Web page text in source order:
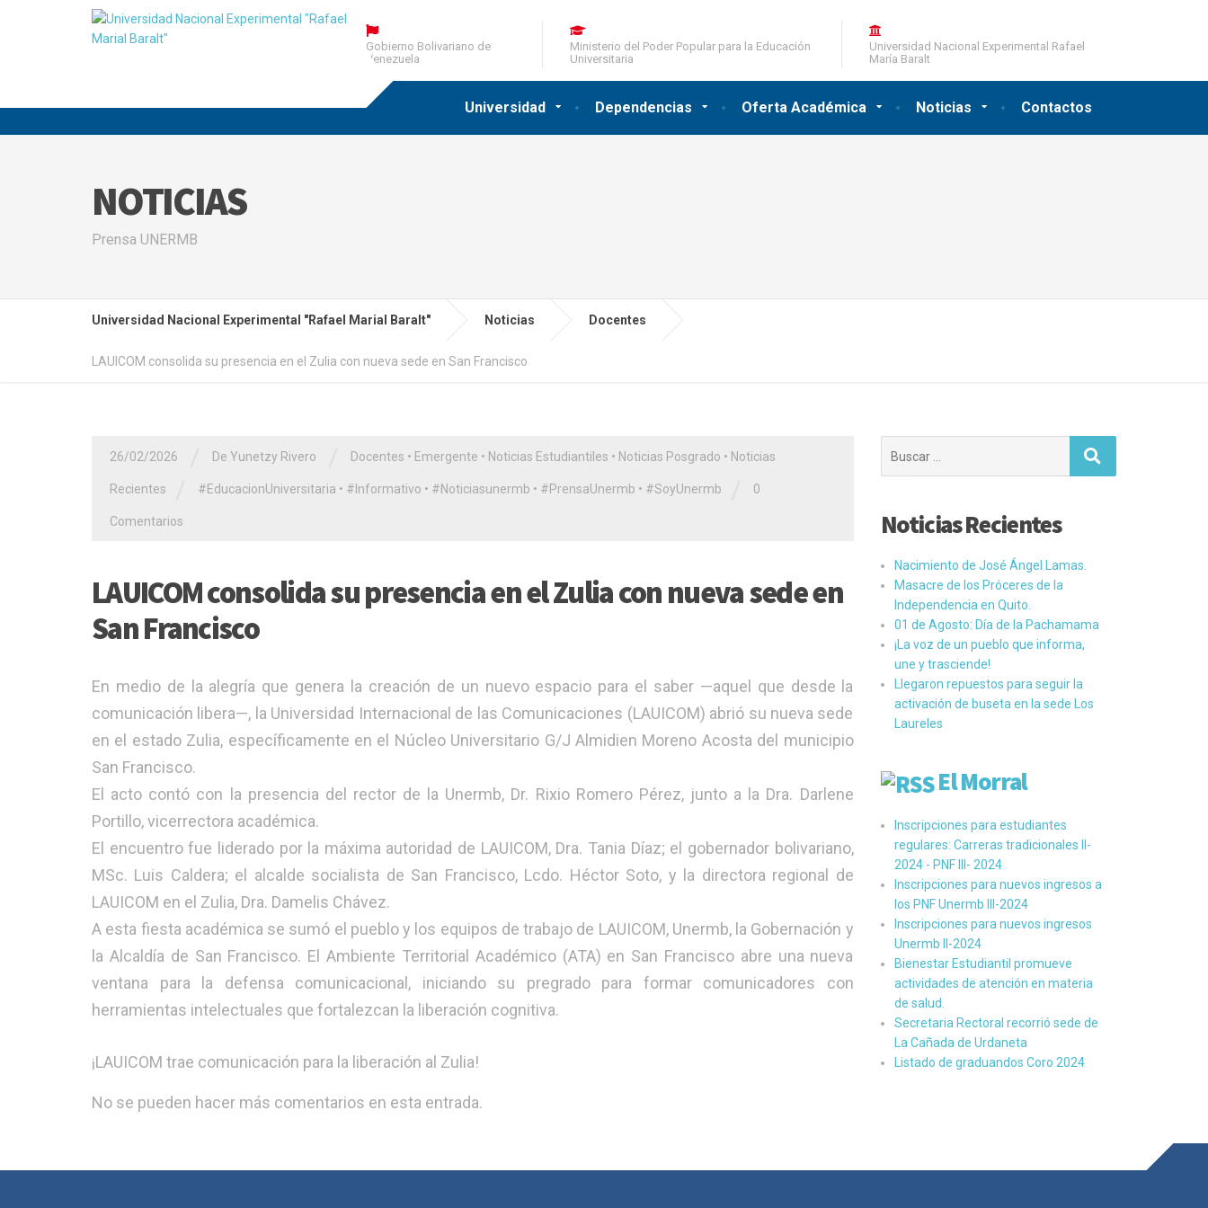
Universidad Dependencias Oferta Académica Noticias Contactos
Gobierno Bolivariano de
Venezuela
Ministerio del Poder Popular para la Educación
Universitaria
Universidad Nacional Experimental Rafael
María Baralt
NOTICIAS
Prensa UNERMB
Universidad Nacional Experimental "Rafael Marial Baralt" Noticias Docentes
LAUICOM consolida su presencia en el Zulia con nueva sede en San Francisco
26/02/2026 De Yunetzy Rivero Docentes • Emergente • Noticias Estudiantiles • Noticias Posgrado • Noticias
Recientes #EducacionUniversitaria • #Informativo • #Noticiasunermb • #PrensaUnermb • #SoyUnermb 0
Comentarios
LAUICOM consolida su presencia en el Zulia con nueva sede en
San Francisco
En medio de la alegría que genera la creación de un nuevo espacio para el saber —aquel que desde la
comunicación libera—, la Universidad Internacional de las Comunicaciones (LAUICOM) abrió su nueva sede
en el estado Zulia, específicamente en el Núcleo Universitario G/J Almidien Moreno Acosta del municipio
San Francisco.
​El acto contó con la presencia del rector de la Unermb, Dr. Rixio Romero Pérez, junto a la Dra. Darlene
Portillo, vicerrectora académica.
El encuentro fue liderado por la máxima autoridad de LAUICOM, Dra. Tania Díaz; el gobernador bolivariano,
MSc. Luis Caldera; el alcalde socialista de San Francisco, Lcdo. Héctor Soto, y la directora regional de
LAUICOM en el Zulia, Dra. Damelis Chávez.
​A esta fiesta académica se sumó el pueblo y los equipos de trabajo de LAUICOM, Unermb, la Gobernación y
la Alcaldía de San Francisco. El Ambiente Territorial Académico (ATA) en San Francisco abre una nueva
ventana para la defensa comunicacional, iniciando su pregrado para formar comunicadores con
herramientas intelectuales que fortalezcan la liberación cognitiva.
​¡LAUICOM trae comunicación para la liberación al Zulia!
No se pueden hacer más comentarios en esta entrada.
Noticias Recientes
Nacimiento de José Ángel Lamas.
Masacre de los Próceres de la
Independencia en Quito.
01 de Agosto: Día de la Pachamama
¡La voz de un pueblo que informa,
une y trasciende!
Llegaron repuestos para seguir la
activación de buseta en la sede Los
Laureles
El Morral
Inscripciones para estudiantes
regulares: Carreras tradicionales II-
2024 - PNF III- 2024
Inscripciones para nuevos ingresos a
los PNF Unermb III-2024
Inscripciones para nuevos ingresos
Unermb II-2024
Bienestar Estudiantil promueve
actividades de atención en materia
de salud.
Secretaria Rectoral recorrió sede de
La Cañada de Urdaneta
Listado de graduandos Coro 2024